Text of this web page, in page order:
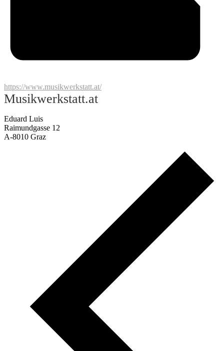
https://www.musikwerkstatt.at/
Musikwerkstatt.at
Eduard Luis
Raimundgasse 12
A-8010 Graz